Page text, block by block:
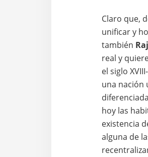
Claro que,
unificar y
también
real y
el siglo
una nación
hoy las
existencia
alguna de